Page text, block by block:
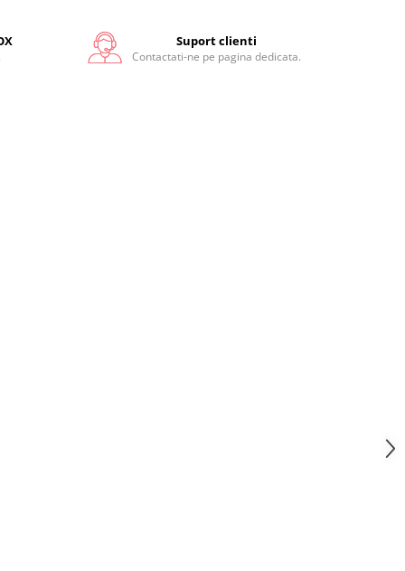
Suport clienti
Contactati-ne pe pagina dedicata.